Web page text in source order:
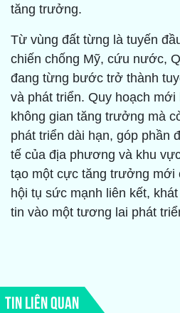
tăng trưởng.
Từ vùng đất từng là tuyến
chiến chống Mỹ, cứu nước,
đang từng bước trở thành
và phát triển. Quy hoạch
không gian tăng trưởng mà
phát triển dài hạn, góp phần
tế của địa phương và khu
tạo một cực tăng trưởng mới
hội tụ sức mạnh liên kết,
tin vào một tương lai phát
TIN LIÊN QUAN